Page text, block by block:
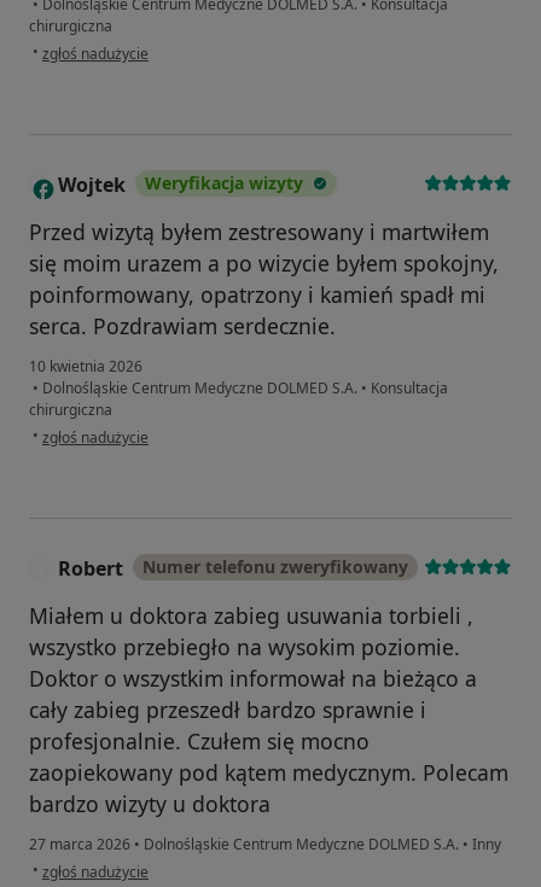
• Dolnośląskie Centrum Medyczne DOLMED S.A. • Konsultacja
chirurgiczna
• w opinii użytkownika Wanda
zgłoś nadużycie
W Wojtek Weryfikacja wizyty
Przed wizytą byłem zestresowany i martwiłem
się moim urazem a po wizycie byłem spokojny,
poinformowany, opatrzony i kamień spadł mi
serca. Pozdrawiam serdecznie.
10 kwietnia 2026
• Dolnośląskie Centrum Medyczne DOLMED S.A. • Konsultacja
chirurgiczna
• w opinii użytkownika Wojtek
zgłoś nadużycie
Robert Numer telefonu zweryfikowany
Miałem u doktora zabieg usuwania torbieli ,
wszystko przebiegło na wysokim poziomie.
Doktor o wszystkim informował na bieżąco a
cały zabieg przeszedł bardzo sprawnie i
profesjonalnie. Czułem się mocno
zaopiekowany pod kątem medycznym. Polecam
bardzo wizyty u doktora
27 marca 2026 • Dolnośląskie Centrum Medyczne DOLMED S.A. • Inny
• w opinii użytkownika Robert
zgłoś nadużycie